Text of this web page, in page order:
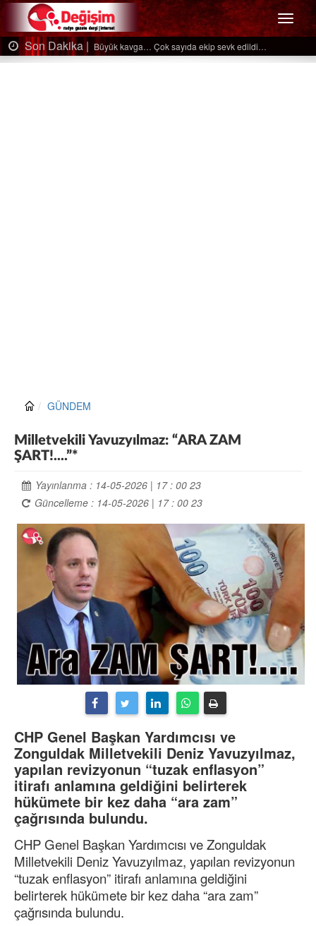
Menü
Son Dakika |Ağaçtan düştü…
GÜNDEM
Milletvekili Yavuzyılmaz: “ARA ZAM
ŞART!....”*
Yayınlanma : 14-05-2026 | 17 : 00 23
Güncelleme : 14-05-2026 | 17 : 00 23
CHP Genel Başkan Yardımcısı ve
Zonguldak Milletvekili Deniz Yavuzyılmaz,
yapılan revizyonun “tuzak enflasyon”
itirafı anlamına geldiğini belirterek
hükümete bir kez daha “ara zam”
çağrısında bulundu.
CHP Genel Başkan Yardımcısı ve Zonguldak
Milletvekili Deniz Yavuzyılmaz, yapılan revizyonun
“tuzak enflasyon” itirafı anlamına geldiğini
belirterek hükümete bir kez daha “ara zam”
çağrısında bulundu.